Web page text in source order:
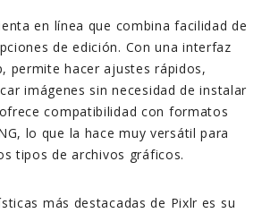
en línea que combina facilidad de
de edición. Con una interfaz
permite hacer ajustes rápidos,
imágenes sin necesidad de instalar
compatibilidad con formatos
lo que la hace muy versátil para
tipos de archivos gráficos.
más destacadas de Pixlr es su